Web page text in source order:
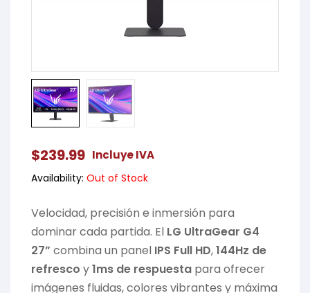
$239.99 Incluye IVA
Availability: Out of Stock
Velocidad, precisión e inmersión para
dominar cada partida. El LG UltraGear G4
27” combina un panel IPS Full HD,144Hz de
refresco y1ms de respuesta para ofrecer
imágenes fluidas, colores vibrantes y máxima